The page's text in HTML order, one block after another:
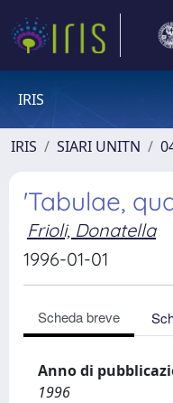
IRIS
IRIS SIARI UNITN
'Tabulae,
Frioli, Donatella
1996-01-01
Scheda breve
Anno di
1996